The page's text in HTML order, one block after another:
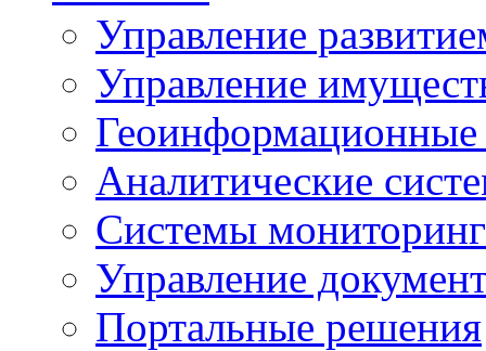
Управление
Управление
Аналитические
Системы
Управление
Портальные решения